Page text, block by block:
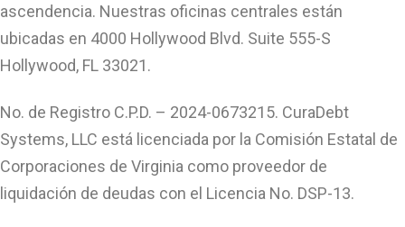
ascendencia. Nuestras oficinas centrales están
ubicadas en 4000 Hollywood Blvd. Suite 555-S
Hollywood, FL 33021.
No. de Registro C.P.D. – 2024-0673215. CuraDebt
Systems, LLC está licenciada por la Comisión Estatal de
Corporaciones de Virginia como proveedor de
liquidación de deudas con el Licencia No. DSP-13.